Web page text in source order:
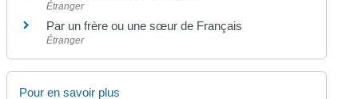
Étranger
Par un frère ou une sœur de Français
Étranger
Pour en savoir plus